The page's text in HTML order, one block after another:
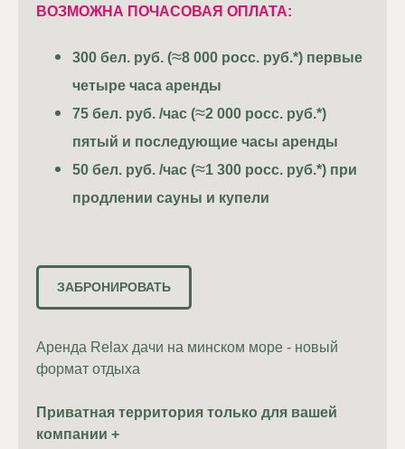
ВОЗМОЖНА ПОЧАСОВАЯ ОПЛАТА:
300 бел. руб. (≈8 000 росс. руб.*) первые
четыре часа аренды
75 бел. руб. /час (≈2 000 росс. руб.*)
пятый и последующие часы аренды
50 бел. руб. /час (≈1 300 росс. руб.*) при
продлении сауны и купели
ЗАБРОНИРОВАТЬ
Аренда Relax дачи на минском море - новый
формат отдыха
Приватная территория только для вашей
компании +